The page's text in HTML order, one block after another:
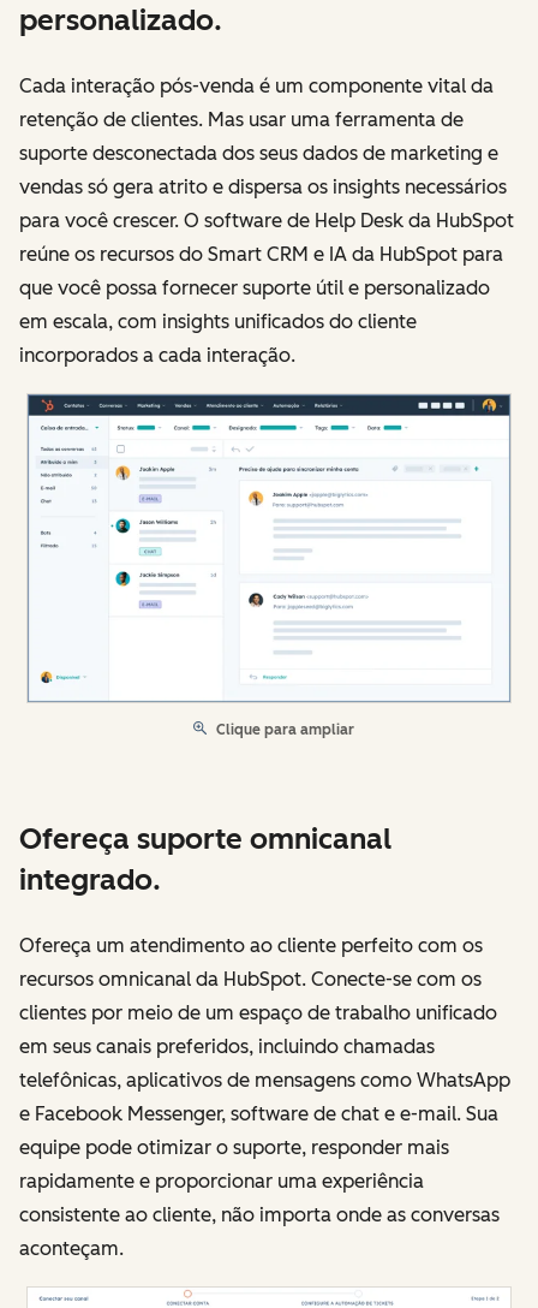
personalizado.
Cada interação pós-venda é um componente vital da
retenção de clientes. Mas usar uma ferramenta de
suporte desconectada dos seus dados de marketing e
vendas só gera atrito e dispersa os insights necessários
para você crescer. O software de Help Desk da HubSpot
reúne os recursos do Smart CRM e IA da HubSpot para
que você possa fornecer suporte útil e personalizado
em escala, com insights unificados do cliente
incorporados a cada interação.
Clique para ampliar
Ofereça suporte omnicanal
integrado.
Ofereça um atendimento ao cliente perfeito com os
recursos omnicanal da HubSpot. Conecte-se com os
clientes por meio de um espaço de trabalho unificado
em seus canais preferidos, incluindo chamadas
telefônicas, aplicativos de mensagens como WhatsApp
e Facebook Messenger, software de chat e e-mail. Sua
equipe pode otimizar o suporte, responder mais
rapidamente e proporcionar uma experiência
consistente ao cliente, não importa onde as conversas
aconteçam.